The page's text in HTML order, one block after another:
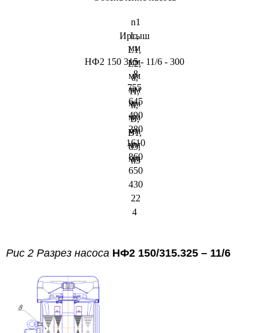
n1
L,
L1,
L2,
а,
Н,
h,
В,
В1,
d3,
n3
Иртыш
мм
мм
мм
мм
мм
мм
мм
мм
мм
НФ2 150 315 - 11/6 - 300
8
755
645
490
280
1610
860
650
430
22
4
Рис 2 Разрез насоса НФ2 150/315.325 – 11/6